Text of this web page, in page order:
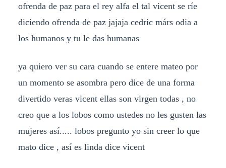
ofrenda de paz para el rey alfa el tal vicent se ríe
diciendo ofrenda de paz jajaja cedric márs odia a
los humanos y tu le das humanas
ya quiero ver su cara cuando se entere mateo por
un momento se asombra pero dice de una forma
divertido veras vicent ellas son virgen todas , no
creo que a los lobos como ustedes no les gusten las
mujeres así..... lobos pregunto yo sin creer lo que
mato dice , así es linda dice vicent